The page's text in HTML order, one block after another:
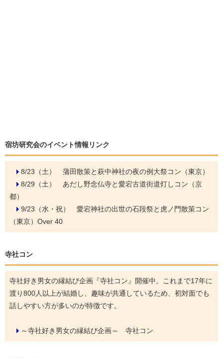
宿坊研究会のイベント情報リンク
8/23（土） 蒲田散策と萩中神社の夜の例大祭コン（東京）
8/29（土） あだし野念仏寺と愛宕古道街道灯しコン（京
都）
9/23（水・祝） 愛宕神社の出世の石段祭と虎ノ門散策コン
（東京）Over 40
寺社コン
寺社好き男女の縁結び企画『寺社コン』開催中。これまで17年に
渡り800人以上が結婚し、趣味が共通しているため、初対面でも
話しやすい方が多いのが特徴です。
～寺社好き男女の縁結び企画～ 寺社コン